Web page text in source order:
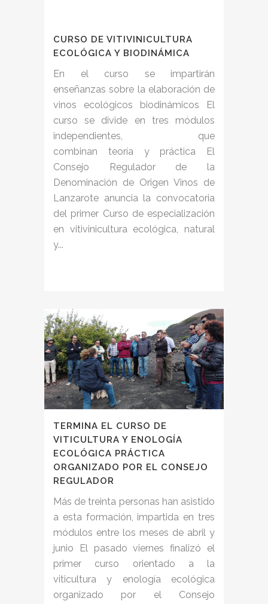
CURSO DE VITIVINICULTURA
ECOLÓGICA Y BIODINÁMICA
En el curso se impartirán
enseñanzas sobre la elaboración de
vinos ecológicos biodinámicos El
curso se divide en tres módulos
independientes, que
combinan teoría y práctica El
Consejo Regulador de la
Denominación de Origen Vinos de
Lanzarote anuncia la convocatoria
del primer Curso de especialización
en vitivinicultura ecológica, natural
y...
TERMINA EL CURSO DE
VITICULTURA Y ENOLOGÍA
ECOLÓGICA PRÁCTICA
ORGANIZADO POR EL CONSEJO
REGULADOR
Más de treinta personas han asistido
a esta formación, impartida en tres
módulos entre los meses de abril y
junio El pasado viernes finalizó el
primer curso orientado a la
viticultura y enología ecológica
organizado por el Consejo